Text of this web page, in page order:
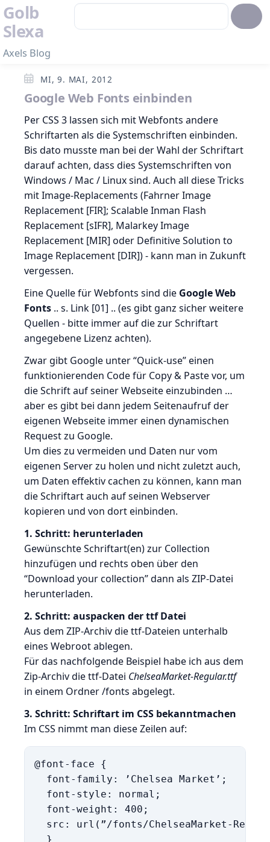
Golb
Slexa
Axels Blog
MI, 9. MAI, 2012
Google Web Fonts einbinden
Per CSS 3 lassen sich mit Webfonts andere
Schriftarten als die Systemschriften einbinden.
Bis dato musste man bei der Wahl der Schriftart
darauf achten, dass dies Systemschriften von
Windows / Mac / Linux sind. Auch all diese Tricks
mit Image-Replacements (Fahrner Image
Replacement [FIR]; Scalable Inman Flash
Replacement [sIFR], Malarkey Image
Replacement [MIR] oder Definitive Solution to
Image Replacement [DIR]) - kann man in Zukunft
vergessen.
Eine Quelle für Webfonts sind die Google Web
Fonts .. s. Link [01] .. (es gibt ganz sicher weitere
Quellen - bitte immer auf die zur Schriftart
angegebene Lizenz achten).
Zwar gibt Google unter “Quick-use” einen
funktionierenden Code für Copy & Paste vor, um
die Schrift auf seiner Webseite einzubinden …
aber es gibt bei dann jedem Seitenaufruf der
eigenen Webseite immer einen dynamischen
Request zu Google.
Um dies zu vermeiden und Daten nur vom
eigenen Server zu holen und nicht zuletzt auch,
um Daten effektiv cachen zu können, kann man
die Schriftart auch auf seinen Webserver
kopieren und von dort einbinden.
1. Schritt: herunterladen
Gewünschte Schriftart(en) zur Collection
hinzufügen und rechts oben über den
“Download your collection” dann als ZIP-Datei
herunterladen.
2. Schritt: auspacken der ttf Datei
Aus dem ZIP-Archiv die ttf-Dateien unterhalb
eines Webroot ablegen.
Für das nachfolgende Beispiel habe ich aus dem
Zip-Archiv die ttf-Datei ChelseaMarket-Regular.ttf
in einem Ordner /fonts abgelegt.
3. Schritt: Schriftart im CSS bekanntmachen
Im CSS nimmt man diese Zeilen auf:
@font-face {
font-family: ’Chelsea Market’;
font-style: normal;
font-weight: 400;
src: url(”/fonts/ChelseaMarket-